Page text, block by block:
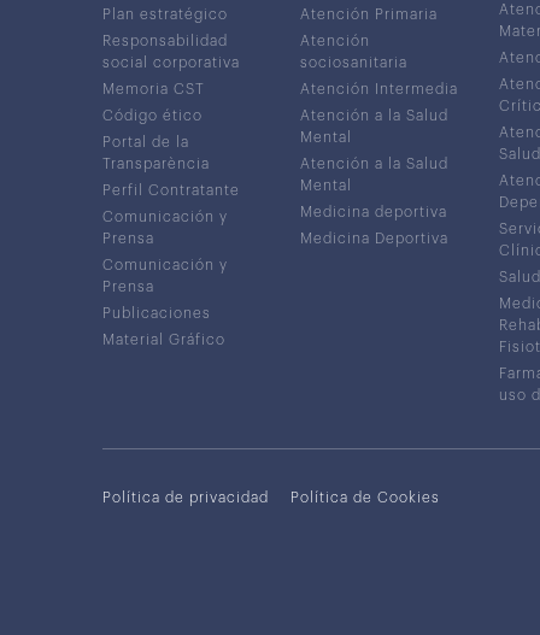
Plan estratégico
Responsabilidad
social corporativa
Memoria CST
Código ético
Portal de la
Transparència
Perfil Contratante
Comunicación y
Prensa
Comunicación y
Prensa
Publicaciones
Material Gráfico
Atención Primaria
Atención
sociosanitaria
Atención Intermedia
Atención a la Salud
Mental
Atención a la Salud
Mental
Medicina deportiva
Medicina Deportiva
uso
Política de privacidad Política de Cookies